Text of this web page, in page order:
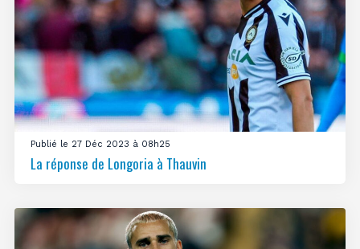
Publié le 27 Déc 2023 à 08h25
La réponse de Longoria à Thauvin